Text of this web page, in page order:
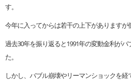
す。
今年に入ってからは若干の上下がありますが
過去30年を振り返ると1991年の変動金利が
た。
しかし、バブル崩壊やリーマンショックを